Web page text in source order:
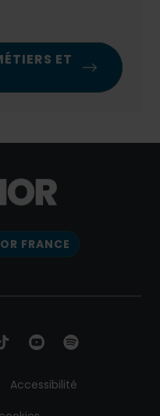
ET
FRANCE
Accessibilité